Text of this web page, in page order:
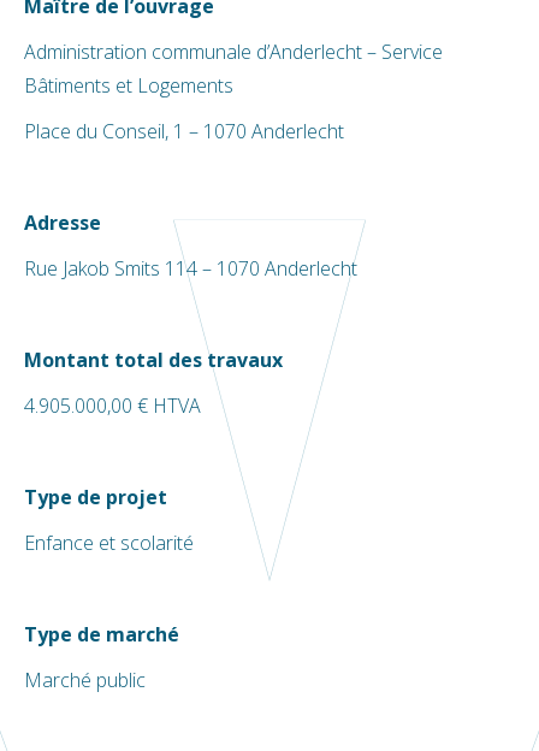
Maître de l’ouvrage
Administration communale d’Anderlecht – Service
Bâtiments et Logements
Place du Conseil, 1 – 1070 Anderlecht
Adresse
Rue Jakob Smits 114 – 1070 Anderlecht
Montant total des travaux
4.905.000,00 € HTVA
Type de projet
Enfance et scolarité
Type de marché
Marché public